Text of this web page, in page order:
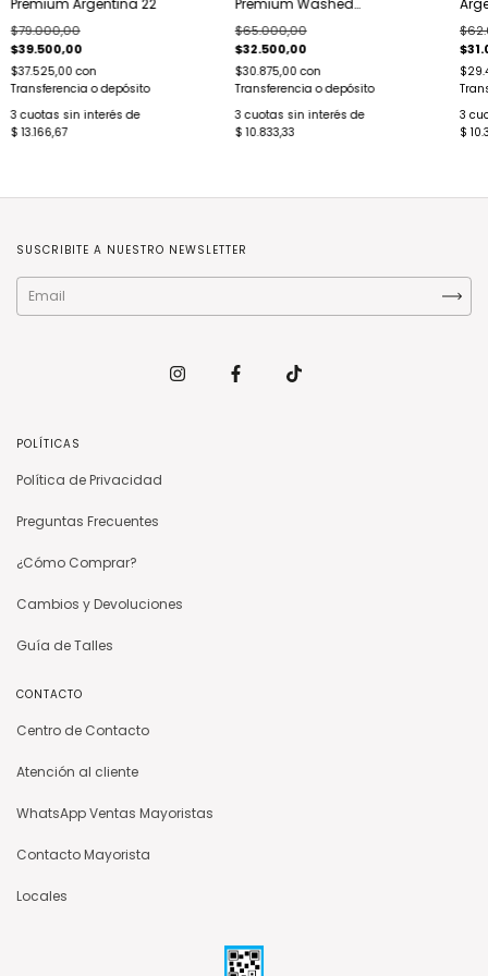
Premium Argentina 22
$79.000,00
$39.500,00
$37.525,00con
Transferencia o depósito
3 cuotas sin interés de
$ 13.166,67
Premium Washed
Argentina
$65.000,00
$32.500,00
$30.875,00con
Transferencia o depósito
3 cuotas sin interés de
$ 10.833,33
3
$
SUSCRIBITE A NUESTRO NEWSLETTER
POLÍTICAS
Política de Privacidad
Preguntas Frecuentes
¿Cómo Comprar?
Cambios y Devoluciones
Guía de Talles
CONTACTO
Centro de Contacto
Atención al cliente
WhatsApp Ventas Mayoristas
Contacto Mayorista
Locales